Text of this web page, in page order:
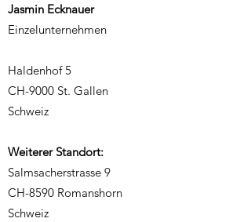
Jasmin Ecknauer
Einzelunternehmen
Haldenhof 5
CH-9000 St. Gallen
Schweiz
Weiterer Standort:
Salmsacherstrasse 9
CH-8590 Romanshorn
Schweiz